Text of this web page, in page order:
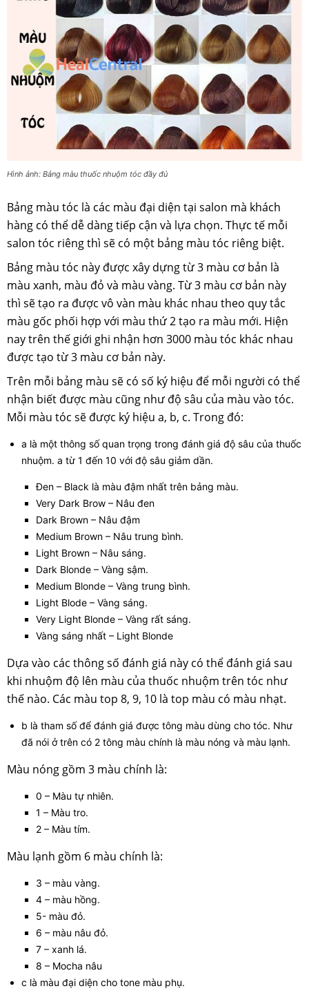
Hình ảnh: Bảng màu thuốc nhuộm tóc đầy đủ
Bảng màu tóc là các màu đại diện tại salon mà khách
hàng có thể dễ dàng tiếp cận và lựa chọn. Thực tế mỗi
salon tóc riêng thì sẽ có một bảng màu tóc riêng biệt.
Bảng màu tóc này được xây dựng từ 3 màu cơ bản là
màu xanh, màu đỏ và màu vàng. Từ 3 màu cơ bản này
thì sẽ tạo ra được vô vàn màu khác nhau theo quy tắc
màu gốc phối hợp với màu thứ 2 tạo ra màu mới. Hiện
nay trên thế giới ghi nhận hơn 3000 màu tóc khác nhau
được tạo từ 3 màu cơ bản này.
Trên mỗi bảng màu sẽ có số ký hiệu để mỗi người có thể
nhận biết được màu cũng như độ sâu của màu vào tóc.
Mỗi màu tóc sẽ được ký hiệu a, b, c. Trong đó:
a là một thông số quan trọng trong đánh giá độ sâu của thuốc
nhuộm. a từ 1 đến 10 với độ sâu giảm dần.
Đen – Black là màu đậm nhất trên bảng màu.
Very Dark Brow – Nâu đen
Dark Brown – Nâu đậm
Medium Brown – Nâu trung bình.
Light Brown – Nâu sáng.
Dark Blonde – Vàng sậm.
Medium Blonde – Vàng trung bình.
Light Blode – Vàng sáng.
Very Light Blonde – Vàng rất sáng.
Vàng sáng nhất – Light Blonde
Dựa vào các thông số đánh giá này có thể đánh giá sau
khi nhuộm độ lên màu của thuốc nhuộm trên tóc như
thế nào. Các màu top 8, 9, 10 là top màu có màu nhạt.
b là tham số để đánh giá được tông màu dùng cho tóc. Như
đã nói ở trên có 2 tông màu chính là màu nóng và màu lạnh.
Màu nóng gồm 3 màu chính là:
0 – Màu tự nhiên.
1 – Màu tro.
2 – Màu tím.
Màu lạnh gồm 6 màu chính là:
3 – màu vàng.
4 – màu hồng.
5- màu đỏ.
6 – màu nâu đỏ.
7 – xanh lá.
8 – Mocha nâu
c là màu đại diện cho tone màu phụ.